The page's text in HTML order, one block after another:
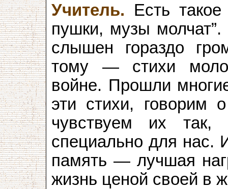
Учитель. Есть
пушки, музы
слышен гораздо
тому — стихи
войне. Прошли
эти стихи, говорим
чувствуем их так,
специально для
память — лучшая
жизнь ценой своей в